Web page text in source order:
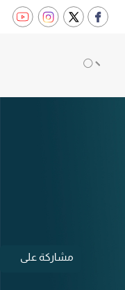
مشاركة على